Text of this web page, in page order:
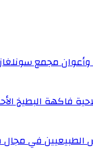
وأعوان مجمع سونلغاز
فاكهة البطيخ
الطبيعيين في